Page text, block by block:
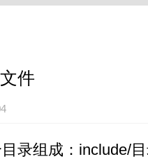
件
录组成：include/